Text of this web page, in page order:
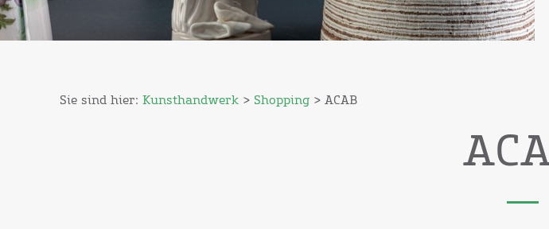
Sie sind hier: Kunsthandwerk > Shopping > ACAB